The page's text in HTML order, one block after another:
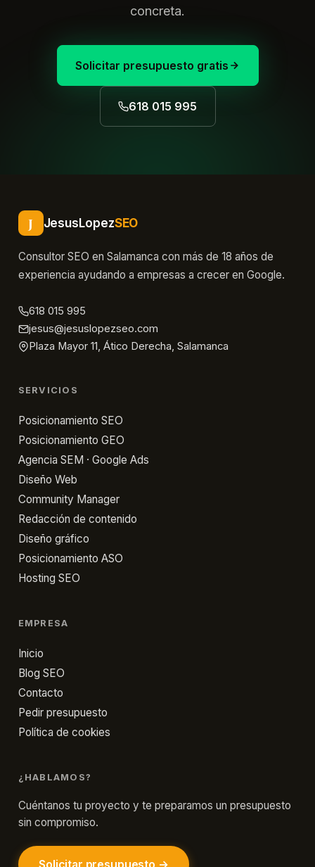
concreta.
Solicitar presupuesto gratis
618 015 995
J JesusLopezSEO
Consultor SEO en Salamanca con más de 18 años de
experiencia ayudando a empresas a crecer en Google.
618 015 995
jesus@jesuslopezseo.com
Plaza Mayor 11, Ático Derecha, Salamanca
SERVICIOS
Posicionamiento SEO
Posicionamiento GEO
Agencia SEM · Google Ads
Diseño Web
Community Manager
Redacción de contenido
Diseño gráfico
Posicionamiento ASO
Hosting SEO
EMPRESA
Inicio
Blog SEO
Contacto
Pedir presupuesto
Política de cookies
¿HABLAMOS?
Cuéntanos tu proyecto y te preparamos un presupuesto
sin compromiso.